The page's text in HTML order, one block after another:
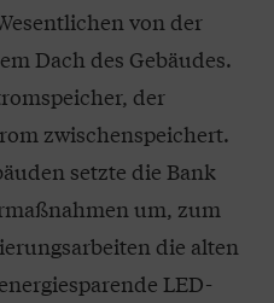
von der
Dach des Gebäudes.
der
zwischenspeichert.
setzte die Bank
um, zum
die alten
LED-